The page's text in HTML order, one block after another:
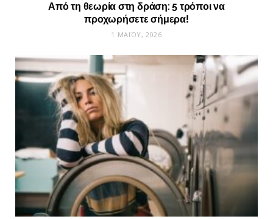
Από τη θεωρία στη δράση: 5 τρόποι να
προχωρήσετε σήμερα!
1 ΜΑΪ́ΟΥ, 2026